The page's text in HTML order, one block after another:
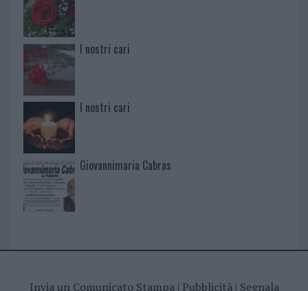
I nostri cari
I nostri cari
Giovannimaria Cabras
Invia un Comunicato Stampa| Pubblicità| Segnala